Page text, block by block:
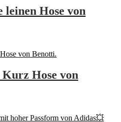
leinen Hose von
Kurz Hose von